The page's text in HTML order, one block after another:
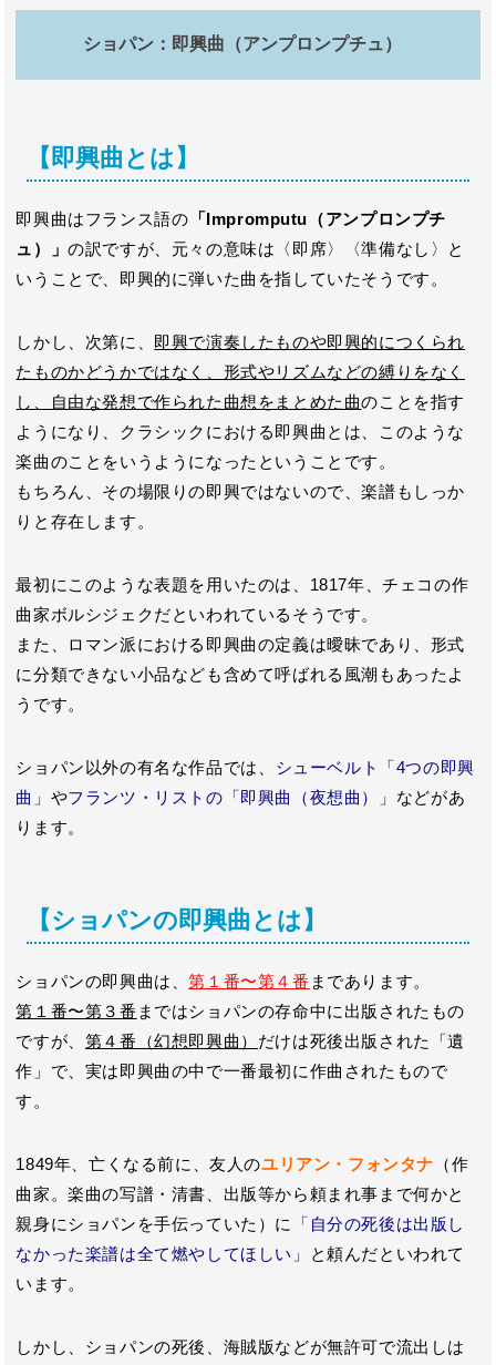
ショパン：即興曲（アンプロンプチュ）
【即興曲とは】
即興曲はフランス語の 「Impromputu（アンプロンプチ
ュ）」の訳ですが、元々の意味は〈即席〉〈準備なし〉と
いうことで、即興的に弾いた曲を指していたそうです。
しかし、次第に、 即興で演奏したものや即興的につくられ
たものかどうかではなく、形式やリズムなどの縛りをなく
し、自由な発想で作られた曲想をまとめた曲のことを指す
ようになり、クラシックにおける即興曲とは、このような
楽曲のことをいうようになったということです。
もちろん、その場限りの即興ではないので、楽譜もしっか
りと存在します。
最初にこのような表題を用いたのは、1817年、チェコの作
曲家ボルシジェクだといわれているそうです。
また、ロマン派における即興曲の定義は曖昧であり、形式
に分類できない小品なども含めて呼ばれる風潮もあったよ
うです。
ショパン以外の有名な作品では、 シューベルト「4つの即興
曲」 やフランツ・リストの「即興曲（夜想曲）」 などがあ
ります。
【ショパンの即興曲とは】
ショパンの即興曲は、第１番〜第４番 まであります。
第１番〜第３番 まではショパンの存命中に出版されたもの
ですが、 第４番（幻想即興曲） だけは死後出版された「遺
作」で、実は即興曲の中で一番最初に作曲されたもので
す。
1849年、亡くなる前に、友人のユリアン・フォンタナ （作
曲家。楽曲の写譜・清書、出版等から頼まれ事まで何かと
親身にショパンを手伝っていた）に
「自分の死後は出版し
なかった楽譜は全て燃やしてほしい」
と頼んだといわれて
います。
しかし、ショパンの死後、海賊版などが無許可で流出しは